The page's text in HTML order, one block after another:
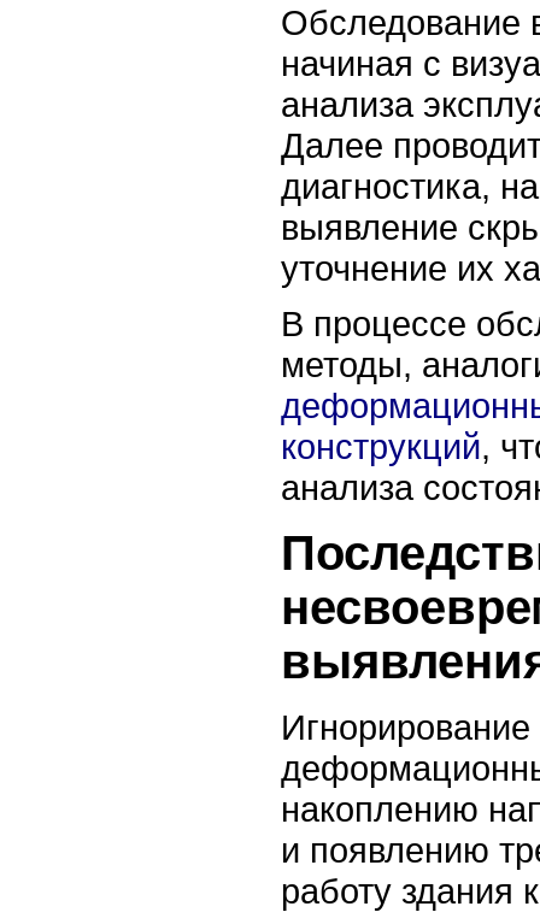
Обследование
начиная с
анализа
Далее
диагностика,
выявление
уточнение их
В процессе
методы,
конструкций,
анализа
накоплению
и появлению
работу здания